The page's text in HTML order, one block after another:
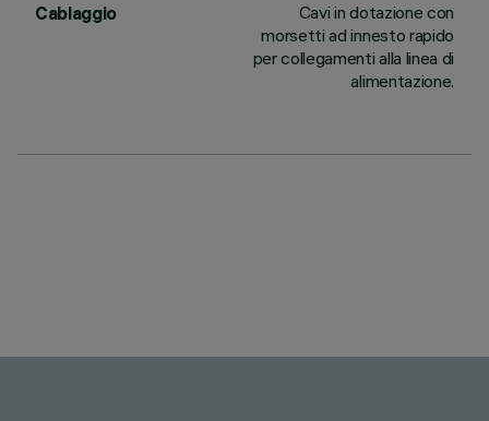
Cablaggio
Cavi in dotazione con
morsetti ad innesto rapido
per collegamenti alla linea di
alimentazione.